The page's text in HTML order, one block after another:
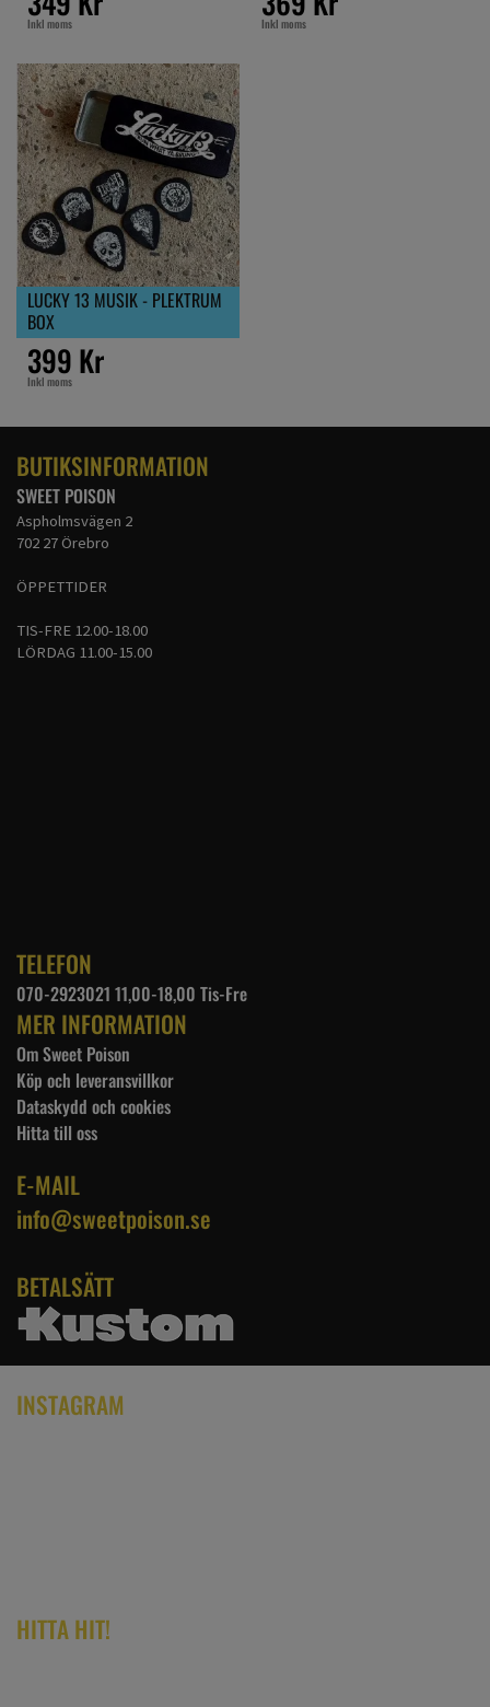
Inkl moms Inkl moms
LUCKY 13 MUSIK - PLEKTRUM
BOX
399 Kr
Inkl moms
BUTIKSINFORMATION
SWEET POISON
Aspholmsvägen 2
702 27 Örebro
ÖPPETTIDER
TIS-FRE 12.00-18.00
LÖRDAG 11.00-15.00
TELEFON
070-2923021 11,00-18,00 Tis-Fre
MER INFORMATION
Om Sweet Poison
Köp och leveransvillkor
Dataskydd och cookies
Hitta till oss
E-MAIL
info@sweetpoison.se
BETALSÄTT
INSTAGRAM
HITTA HIT!